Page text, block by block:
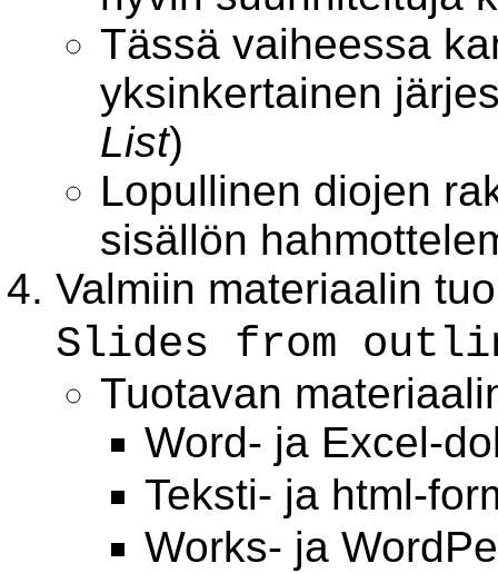
Tässä vaiheessa
yksinkertainen
List)
Lopullinen diojen
sisällön
Valmiin materiaalin
Slides from
Tuotavan
Word- ja Excel-
Teksti- ja html-
Works- ja